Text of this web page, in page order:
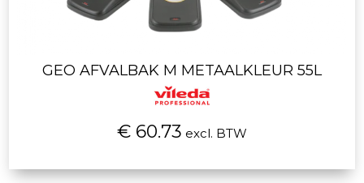
GEO AFVALBAK M METAALKLEUR 55L
€ 60.73 excl. BTW